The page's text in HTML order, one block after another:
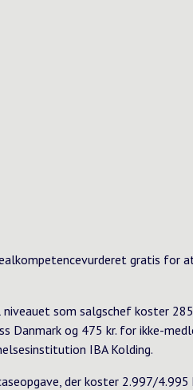
gratis for
som salgschef koster 285
Danmark og 475 kr. for ikke-
IBA Kolding.
der koster 2.997/4.995